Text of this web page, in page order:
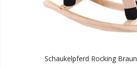
Schaukelpferd Rocking